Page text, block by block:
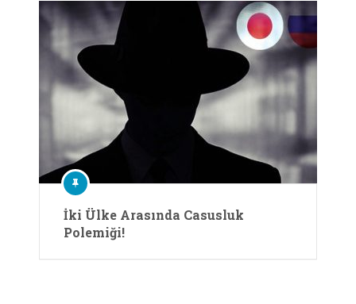
İki Ülke Arasında Casusluk
Polemiği!